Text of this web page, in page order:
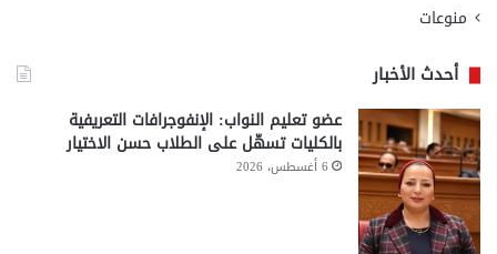
منوعات
أحدث الأخبار
عضو تعليم النواب: الإنفوجرافات التعريفية
بالكليات تسهّل على الطلاب حسن الاختيار
6 أغسطس، 2026